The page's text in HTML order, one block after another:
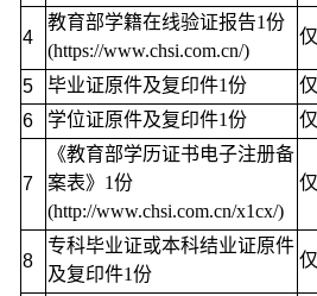
4
教育部学籍在线验证报告1份
(https://www.chsi.com.cn/)
5 毕业证原件及复印件1份
6
学位证原件及复印件1份
7
《教育部学历证书电子注册备
案表》1份
(http://www.chsi.com.cn/x1cx/)
8
专科毕业证或本科结业证原件
及复印件1份